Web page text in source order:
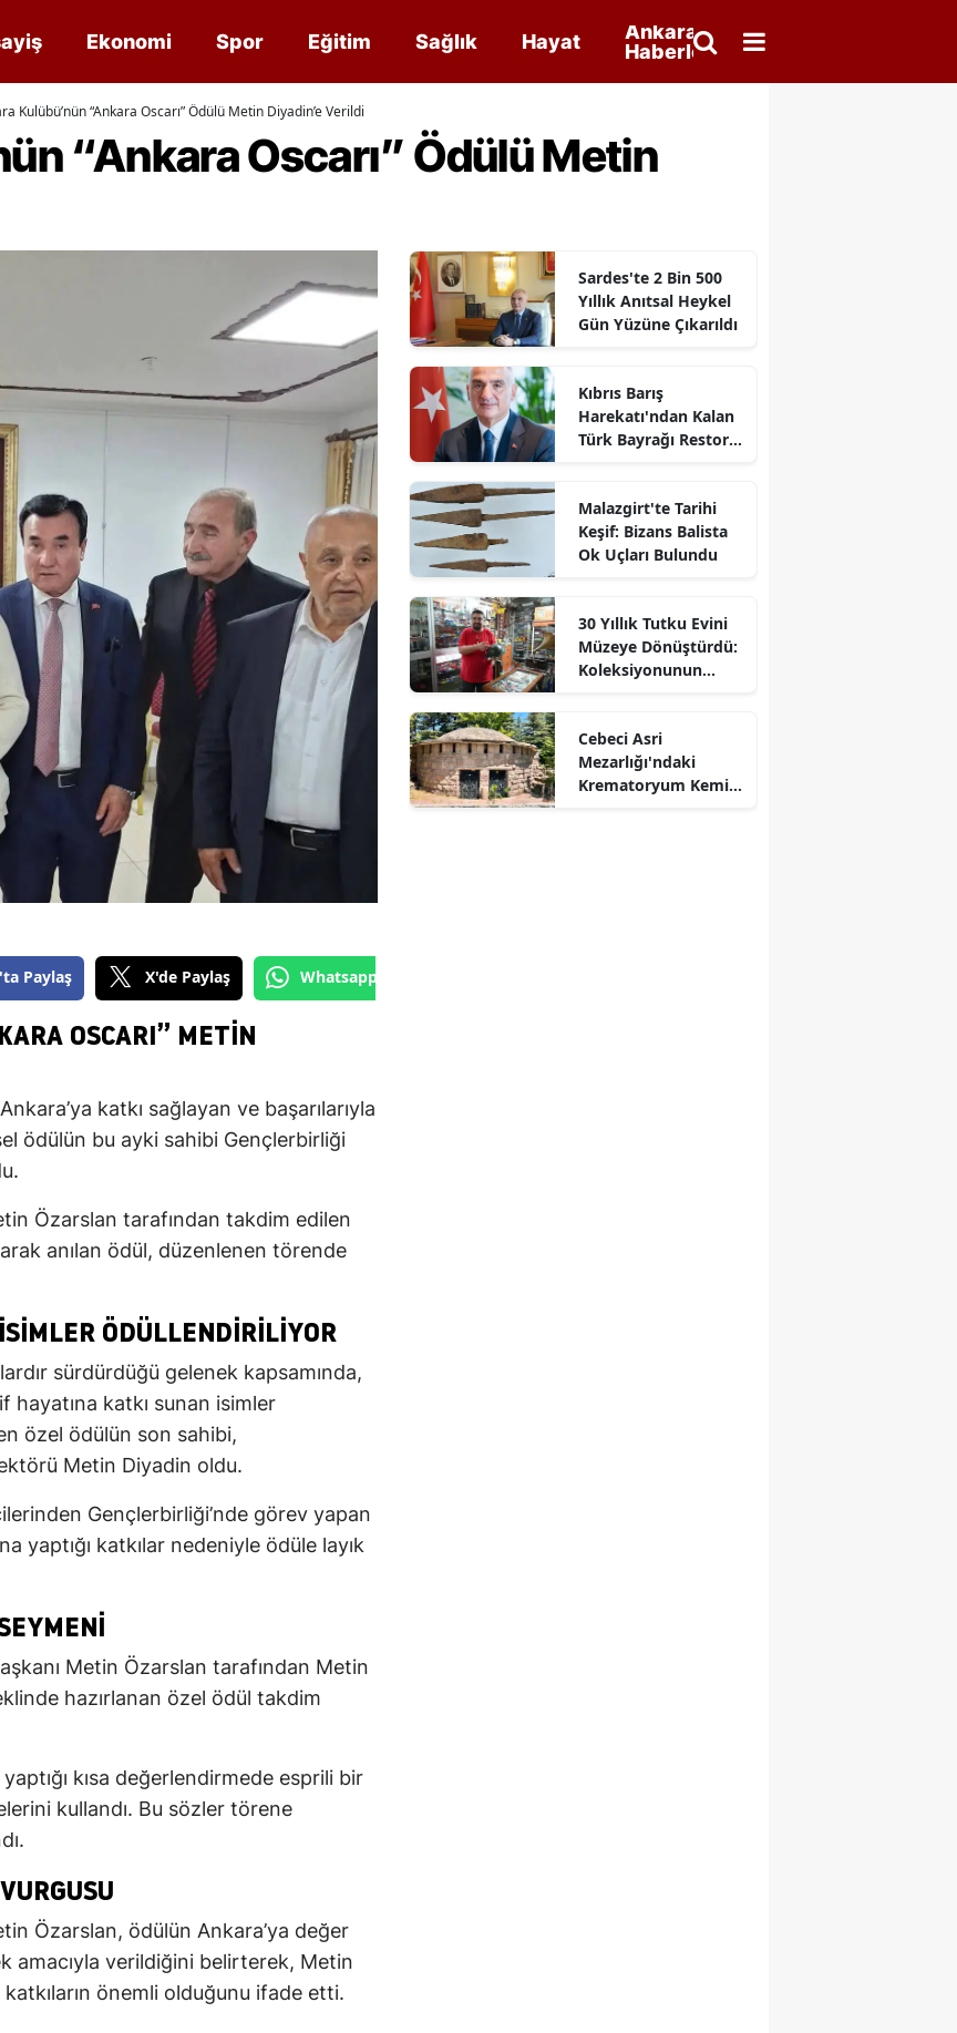
Ekonomi Spor Eğitim Sağlık Hayat
Ankara
Haberleri
Kulübü’nün “Ankara Oscarı” Ödülü Metin Diyadin’e Verildi
“Ankara Oscarı” Ödülü Metin
Paylaş X'de Paylaş Whatsapp'tan Gönder
OSCARI” METIN
katkı sağlayan ve başarılarıyla
ödülün bu ayki sahibi Gençlerbirliği
Özarslan tarafından takdim edilen
anılan ödül, düzenlenen törende
ÖDÜLLENDIRILIYOR
sürdürdüğü gelenek kapsamında,
katkı sunan isimler
özel ödülün son sahibi,
Metin Diyadin oldu.
Gençlerbirliği’nde görev yapan
yaptığı katkılar nedeniyle ödüle layık
Metin Özarslan tarafından Metin
hazırlanan özel ödül takdim
kısa değerlendirmede esprili bir
kullandı. Bu sözler törene
Özarslan, ödülün Ankara’ya değer
amacıyla verildiğini belirterek, Metin
önemli olduğunu ifade etti.
Sardes'te 2 Bin 500
Yıllık Anıtsal Heykel
Gün Yüzüne Çıkarıldı
Kıbrıs Barış
Harekatı'ndan Kalan
Türk Bayrağı Restore
Malazgirt'te Tarihi
Keşif: Bizans Balista
Ok Uçları Bulundu
30 Yıllık Tutku Evini
Müzeye Dönüştürdü:
Koleksiyonunun
Cebeci Asri
Mezarlığı'ndaki
Krematoryum Kemik